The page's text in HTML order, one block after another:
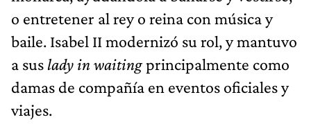
o entretener al rey o reina con música y
baile. Isabel II modernizó su rol, y mantuvo
a sus lady in waitingprincipalmente como
damas de compañía en eventos oficiales y
viajes.